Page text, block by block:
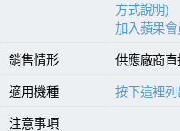
方式說明)
加入蘋果會
銷售情形 供應廠商
適用機種 按下這裡
注意事項